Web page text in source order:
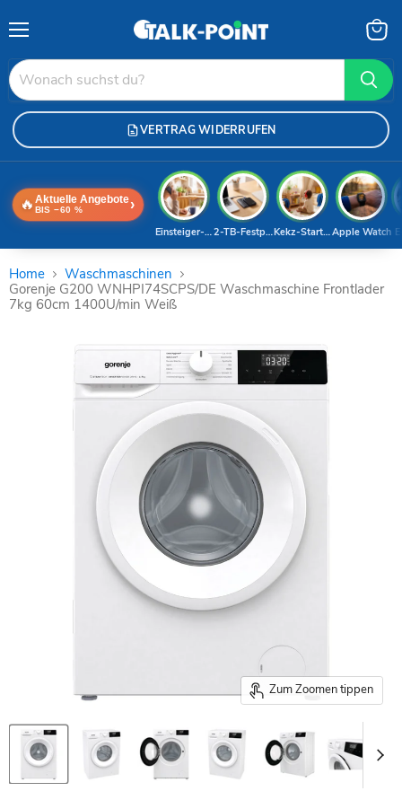
VERTRAG WIDERRUFEN
🔥 Aktuelle Angebote
BIS −60 % ›
Apple Watch
Kekz-Starterset
2-TB-Festplatte
Einsteiger-Handy
Home
Waschmaschinen
Gorenje G200 WNHPI74SCPS/DE Waschmaschine Frontlader
7kg 60cm 1400U/min Weiß
Zum Zoomen tippen